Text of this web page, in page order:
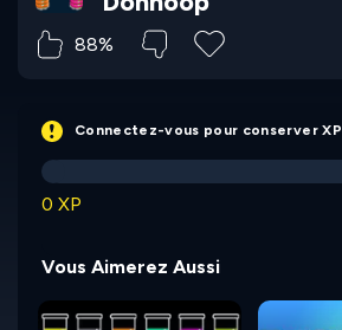
88%
Connectez-vous pour conserver XP
0 XP
Vous Aimerez Aussi